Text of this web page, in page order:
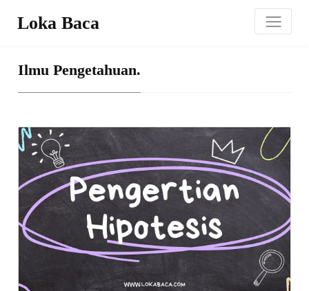
Loka Baca
Ilmu Pengetahuan.